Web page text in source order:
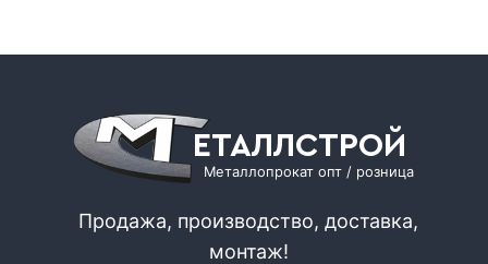
ЕТАЛЛСТРОЙ
Металлопрокат опт / розница
Продажа, производство, доставка,
монтаж!